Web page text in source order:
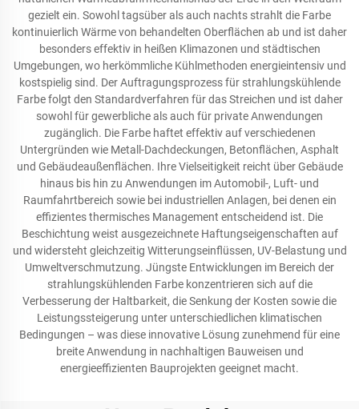
gezielt ein. Sowohl tagsüber als auch nachts strahlt die Farbe
kontinuierlich Wärme von behandelten Oberflächen ab und ist daher
besonders effektiv in heißen Klimazonen und städtischen
Umgebungen, wo herkömmliche Kühlmethoden energieintensiv und
kostspielig sind. Der Auftragungsprozess für strahlungskühlende
Farbe folgt den Standardverfahren für das Streichen und ist daher
sowohl für gewerbliche als auch für private Anwendungen
zugänglich. Die Farbe haftet effektiv auf verschiedenen
Untergründen wie Metall-Dachdeckungen, Betonflächen, Asphalt
und Gebäudeaußenflächen. Ihre Vielseitigkeit reicht über Gebäude
hinaus bis hin zu Anwendungen im Automobil-, Luft- und
Raumfahrtbereich sowie bei industriellen Anlagen, bei denen ein
effizientes thermisches Management entscheidend ist. Die
Beschichtung weist ausgezeichnete Haftungseigenschaften auf
und widersteht gleichzeitig Witterungseinflüssen, UV-Belastung und
Umweltverschmutzung. Jüngste Entwicklungen im Bereich der
strahlungskühlenden Farbe konzentrieren sich auf die
Verbesserung der Haltbarkeit, die Senkung der Kosten sowie die
Leistungssteigerung unter unterschiedlichen klimatischen
Bedingungen – was diese innovative Lösung zunehmend für eine
breite Anwendung in nachhaltigen Bauweisen und
energieeffizienten Bauprojekten geeignet macht.